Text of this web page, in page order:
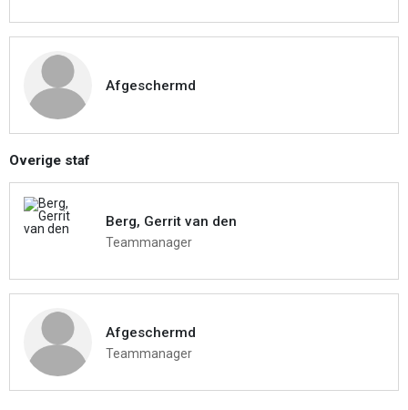
Afgeschermd
Overige staf
Berg, Gerrit van den
Teammanager
Afgeschermd
Teammanager